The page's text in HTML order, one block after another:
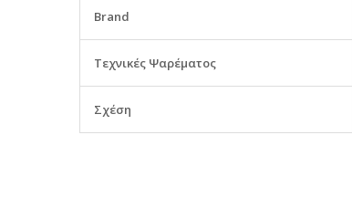
Πληροφορίες
Brand
Τεχνικές Ψαρέματος
Σχέση